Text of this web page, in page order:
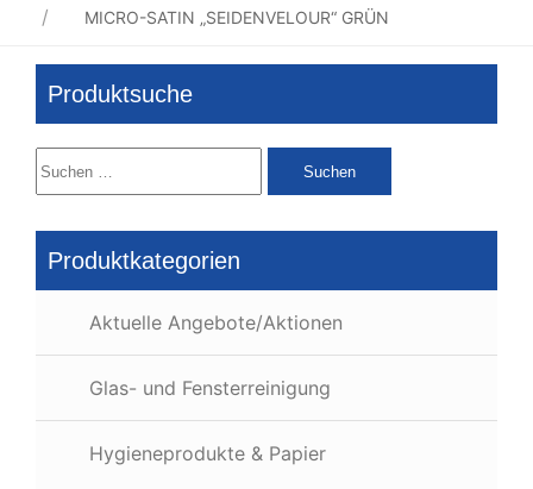
MICRO-SATIN „SEIDENVELOUR“ GRÜN
Produktsuche
Suchen
nach:
Produktkategorien
Aktuelle Angebote/Aktionen
Glas- und Fensterreinigung
Hygieneprodukte & Papier